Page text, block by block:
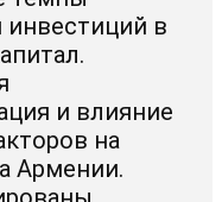
инвестиций в
и влияние
на
Армении.